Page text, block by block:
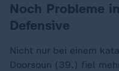
Noch Probleme
Defensive
Nicht nur bei einem
Doorsoun (39.) fiel